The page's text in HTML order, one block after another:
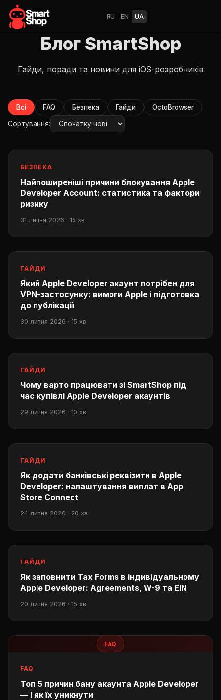
RU EN UA
Блог SmartShop
Гайди, поради та новини для iOS-розробників
Всі FAQ Безпека Гайди OctoBrowser
Сортування:
БЕЗПЕКА
Найпоширеніші причини блокування Apple
Developer Account: статистика та фактори
ризику
31 липня 2026 · 15 хв
ГАЙДИ
Який Apple Developer акаунт потрібен для
VPN-застосунку: вимоги Apple і підготовка
до публікації
30 липня 2026 · 15 хв
ГАЙДИ
Чому варто працювати зі SmartShop під
час купівлі Apple Developer акаунтів
29 липня 2026 · 10 хв
ГАЙДИ
Як додати банківські реквізити в Apple
Developer: налаштування виплат в App
Store Connect
24 липня 2026 · 20 хв
ГАЙДИ
Як заповнити Tax Forms в індивідуальному
Apple Developer: Agreements, W-9 та EIN
20 липня 2026 · 15 хв
FAQ
FAQ
Топ 5 причин бану акаунта Apple Developer
— і як їх уникнути